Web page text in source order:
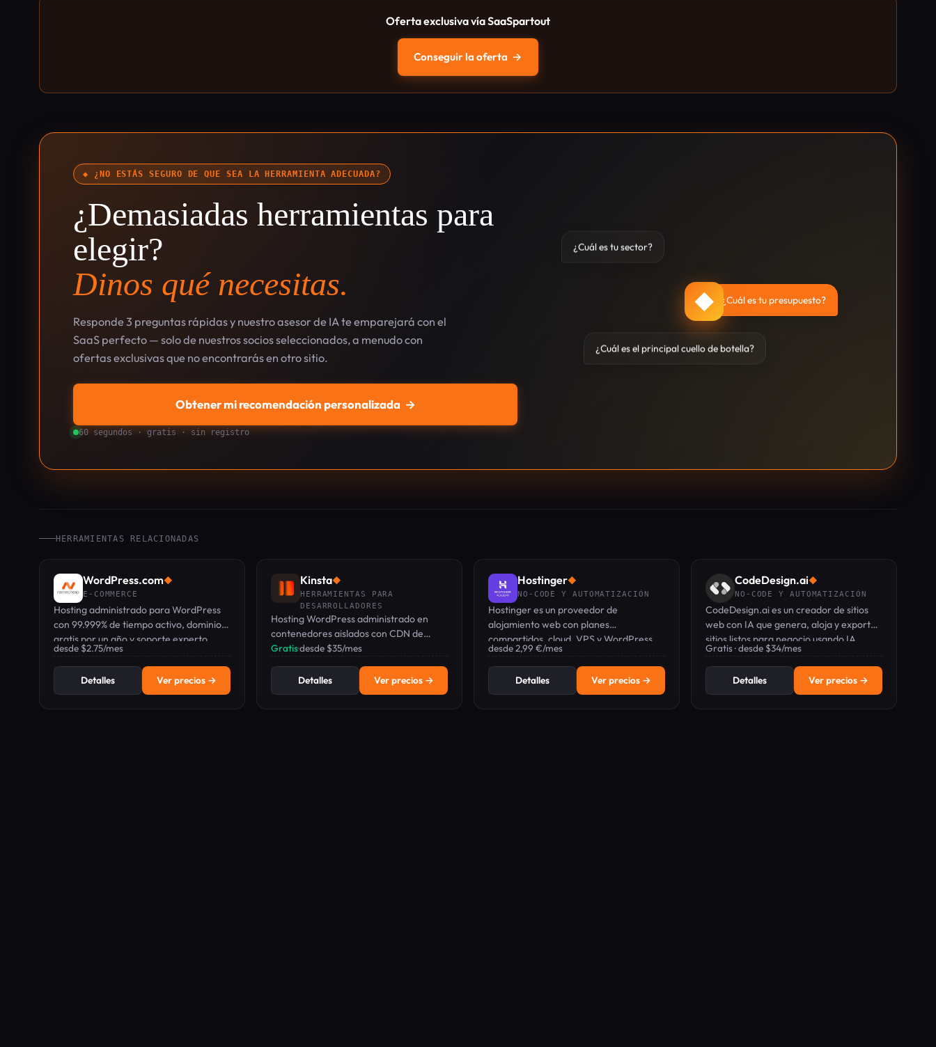
Oferta exclusiva vía SaaSpartout
Conseguir la oferta →
◆ ¿NO ESTÁS SEGURO DE QUE SEA LA HERRAMIENTA ADECUADA?
¿Demasiadas herramientas para
elegir?
Dinos qué necesitas.
Responde 3 preguntas rápidas y nuestro asesor de IA te emparejará con el
SaaS perfecto — solo de nuestros socios seleccionados, a menudo con
ofertas exclusivas que no encontrarás en otro sitio.
Obtener mi recomendación personalizada →
60 segundos · gratis · sin registro
¿Cuál es tu sector?
¿Cuál es tu presupuesto?
¿Cuál es el principal cuello de botella?
◆
HERRAMIENTAS RELACIONADAS
WordPress.com◆
E-COMMERCE
Hosting administrado para WordPress
con 99.999% de tiempo activo, dominio
gratis por un año y soporte experto
24/7, desde $2.75/mes.
desde $2.75/mes
Detalles Ver precios →
Kinsta◆
HERRAMIENTAS PARA
DESARROLLADORES
Hosting WordPress administrado en
contenedores aislados con CDN de
Cloudflare, desde $35/mes y el primer
Gratis·desde $35/mes
Detalles Ver precios →
Hostinger◆
NO-CODE Y AUTOMATIZACIÓN
Hostinger es un proveedor de
alojamiento web con planes
compartidos, cloud, VPS y WordPress
desde 2,99 €/mes, que incluye su propio
panel hPanel y herramientas de IA.
desde 2,99 €/mes
Detalles Ver precios →
CodeDesign.ai◆
NO-CODE Y AUTOMATIZACIÓN
CodeDesign.ai es un creador de sitios
web con IA que genera, aloja y exporta
sitios listos para negocio usando IA
agéntica y un editor en lenguaje natural.
Gratis · desde $34/mes
Detalles Ver precios →